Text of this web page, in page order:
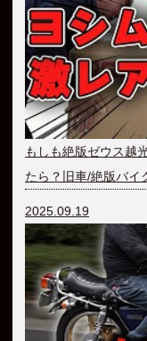
もしも絶版ゼウス越
たら？旧車/絶版バイ
2025.09.19